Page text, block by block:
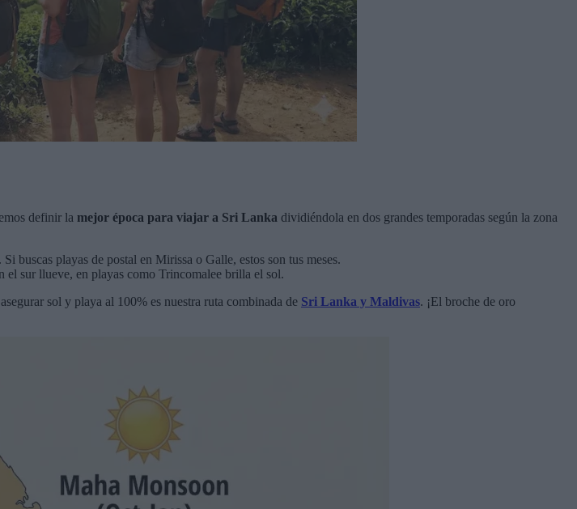
definir la mejor época para viajar a Sri Lanka dividiéndola en dos grandes temporadas según la zona
. Si buscas playas de postal en Mirissa o Galle, estos son tus meses.
el sur llueve, en playas como Trincomalee brilla el sol.
sol y playa al 100% es nuestra ruta combinada de Sri Lanka y Maldivas. ¡El broche de oro